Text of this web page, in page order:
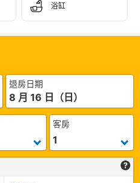
浴缸
退房日期
8 月 16 日（日）
客房